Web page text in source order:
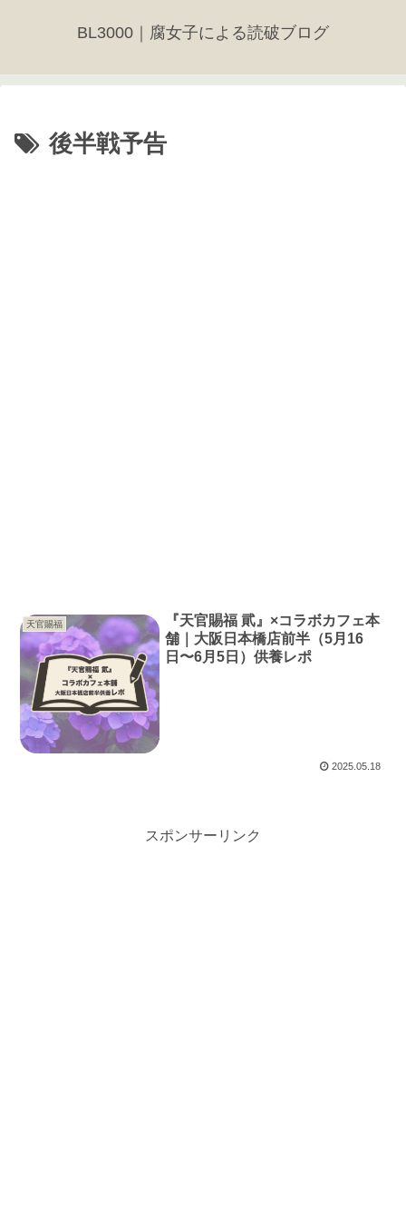
BL3000｜腐女子による読破ブログ
後半戦予告
天官賜福
『天官賜福 貮』×コラボカフェ本
舗｜大阪日本橋店前半（5月16
日〜6月5日）供養レポ
2025.05.18
スポンサーリンク